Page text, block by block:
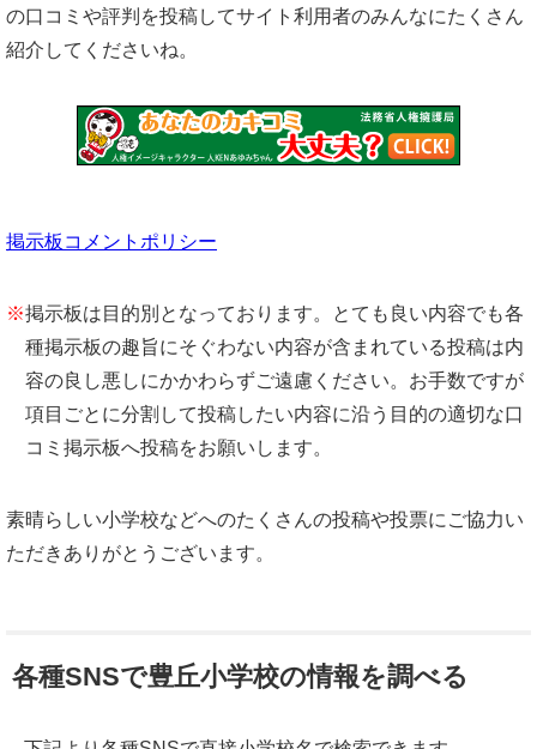
の口コミや評判を投稿してサイト利用者のみんなにたくさん
紹介してくださいね。
掲示板コメントポリシー
※掲示板は目的別となっております。とても良い内容でも各
種掲示板の趣旨にそぐわない内容が含まれている投稿は内
容の良し悪しにかかわらずご遠慮ください。お手数ですが
項目ごとに分割して投稿したい内容に沿う目的の適切な口
コミ掲示板へ投稿をお願いします。
素晴らしい小学校などへのたくさんの投稿や投票にご協力い
ただきありがとうございます。
各種SNSで豊丘小学校の情報を調べる